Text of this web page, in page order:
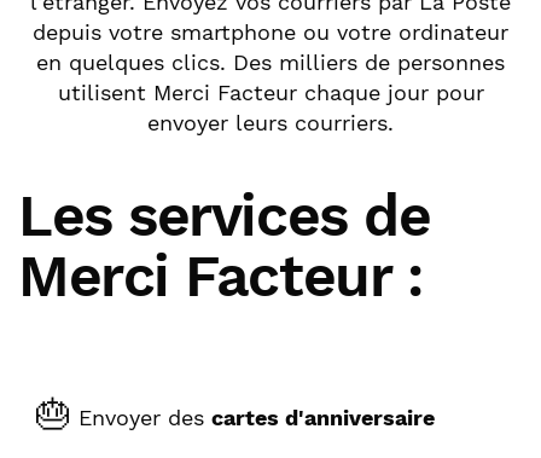
depuis votre smartphone ou votre ordinateur
en quelques clics. Des milliers de personnes
utilisent Merci Facteur chaque jour pour
envoyer leurs courriers.
Les services de
Merci Facteur :
🎂 Envoyer des cartes d'anniversaire